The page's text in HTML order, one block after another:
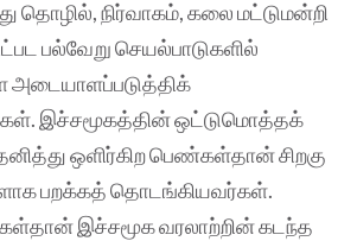
தொழில், நிர்வாகம், கலை மட்டுமன்றி
பல்வேறு செயல்பாடுகளில்
இச்சமூகத்தின் ஒட்டுமொத்தக்
தனித்து ஒளிர்கிற பெண்கள்தான் சிறகு
பறக்கத் தொடங்கியவர்கள்.
இச்சமூக வரலாற்றின் கடந்த